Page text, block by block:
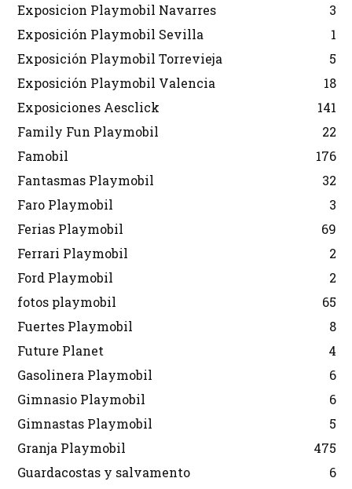
Exposicion Playmobil Navarres
3
Exposición Playmobil Sevilla
1
Exposición Playmobil Torrevieja
5
Exposición Playmobil Valencia
18
Exposiciones Aesclick
141
Family Fun Playmobil
22
Famobil
176
Fantasmas Playmobil
32
Faro Playmobil
3
Ferias Playmobil
69
Ferrari Playmobil
2
Ford Playmobil
2
fotos playmobil
65
Fuertes Playmobil
8
Future Planet
4
Gasolinera Playmobil
6
Gimnasio Playmobil
6
Gimnastas Playmobil
5
Granja Playmobil
475
Guardacostas y salvamento
6